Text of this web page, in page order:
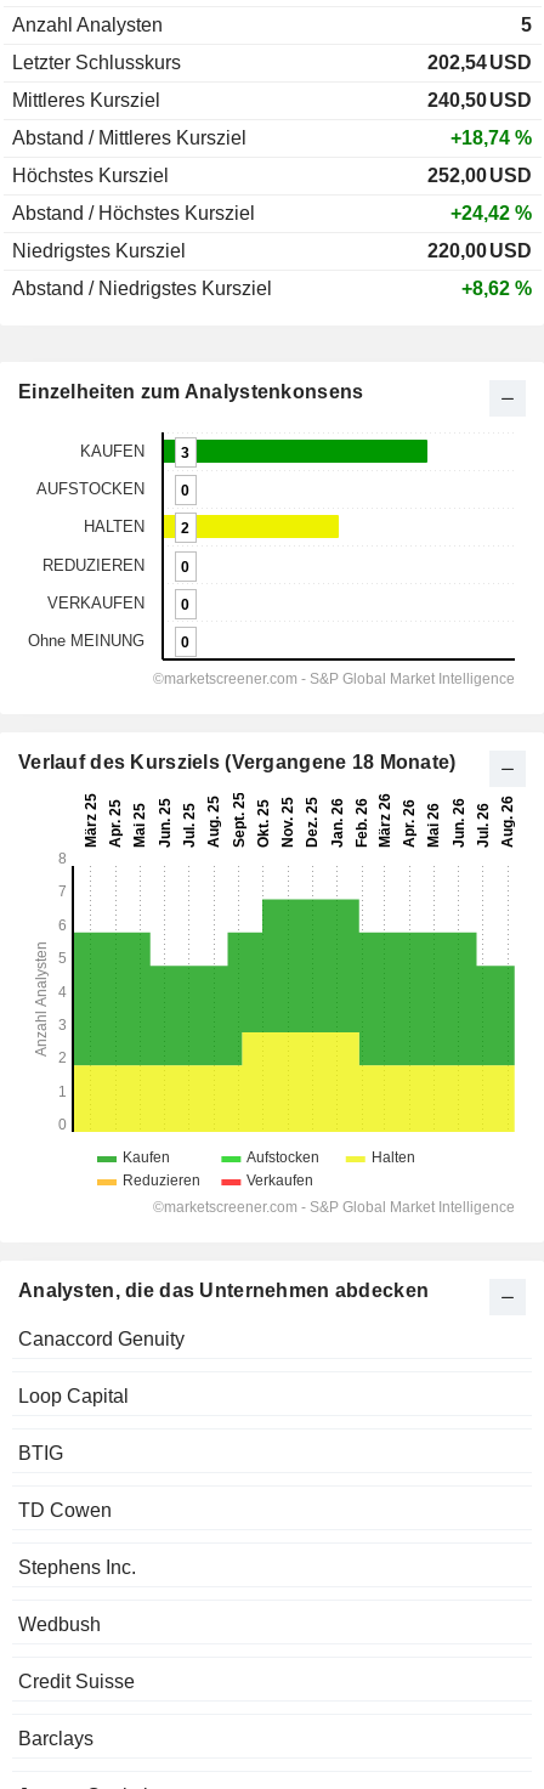
Anzahl Analysten
5
Letzter Schlusskurs
202,54USD
Mittleres Kursziel
240,50USD
Abstand / Mittleres Kursziel
+18,74 %
Höchstes Kursziel
252,00USD
Abstand / Höchstes Kursziel
+24,42 %
Niedrigstes Kursziel
220,00USD
Abstand / Niedrigstes Kursziel
+8,62 %
Einzelheiten zum Analystenkonsens
Verlauf des Kursziels (Vergangene 18 Monate)
Analysten, die das Unternehmen abdecken
Canaccord Genuity
Loop Capital
BTIG
TD Cowen
Stephens Inc.
Wedbush
Credit Suisse
Barclays